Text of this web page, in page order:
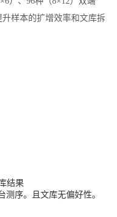
样本的扩增效率和文库拆
结果
序。且文库无偏好性。